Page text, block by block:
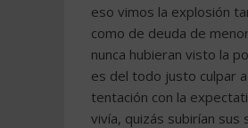
eso vimos la explosión
como de deuda de
nunca hubieran visto la
es del todo justo culpar
tentación con la
vivía, quizás subirían